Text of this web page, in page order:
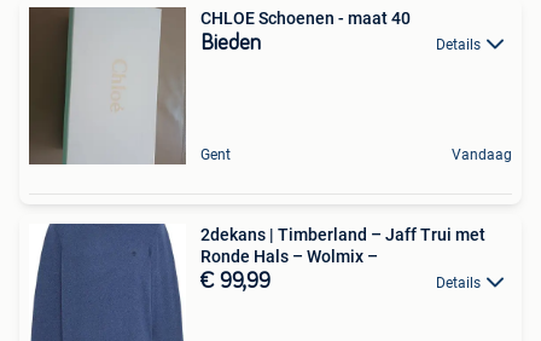
CHLOE Schoenen - maat 40
Bieden Details
Gent Vandaag
2dekans | Timberland – Jaff Trui met
Ronde Hals – Wolmix –
€ 99,99 Details